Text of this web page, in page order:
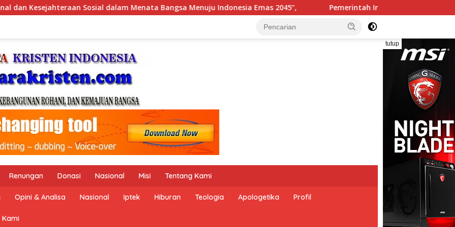
Menuju Indonesia Emas 2045”, Pemerintah Indonesia dan Perserikatan Bangsa-Bangsa Peringati Hari Dunia
tutup
Renungan Donasi Nasional Misi Tentang Kami
Opini & Analisa Nasional Iptek Hiburan Teologia Apologetika Profil
Kami